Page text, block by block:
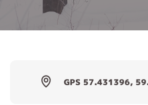
GPS 57.431396,